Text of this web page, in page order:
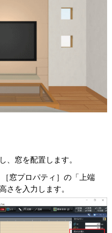
、窓を配置します。
窓プロパティ］の「上端
さを入力します。